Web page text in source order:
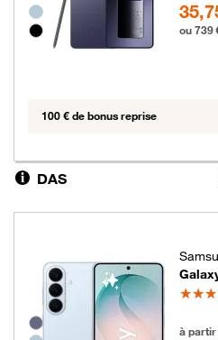
ou 739
100 € de bonus reprise
DAS
Groupe de couleurs disponibles
à partir